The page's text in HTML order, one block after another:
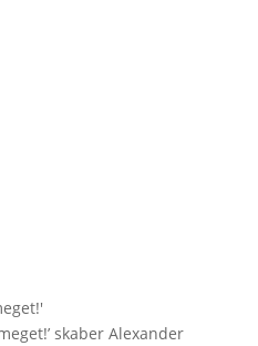
'
skaber Alexander